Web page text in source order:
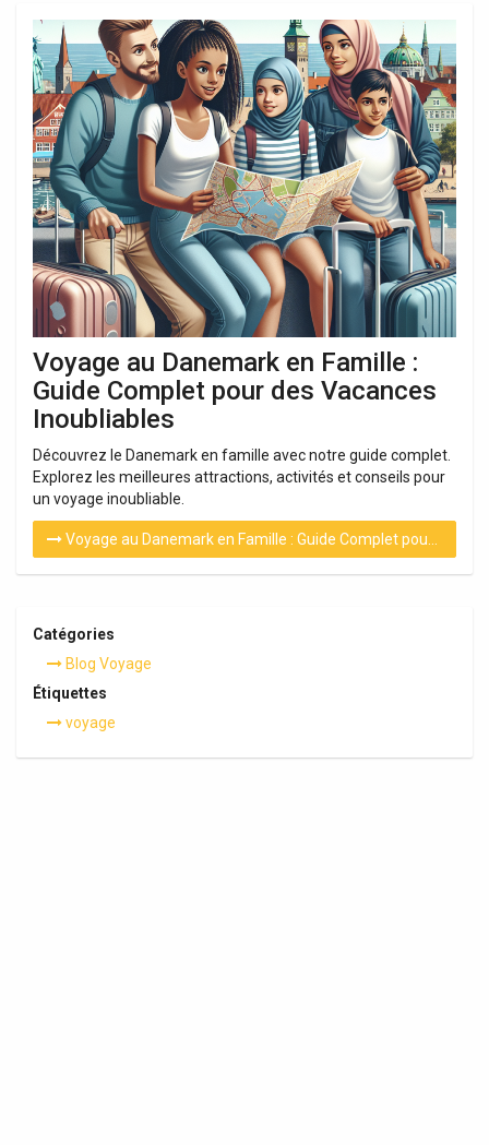
Voyage au Danemark en Famille :
Guide Complet pour des Vacances
Inoubliables
Découvrez le Danemark en famille avec notre guide complet.
Explorez les meilleures attractions, activités et conseils pour
un voyage inoubliable.
Voyage au Danemark en Famille : Guide Complet pour des Vacances Inoubliables
Catégories
Blog Voyage
Étiquettes
voyage